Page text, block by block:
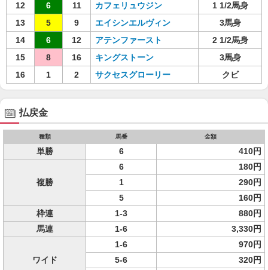
12
6 11 カフェリュウジン
1 1/2馬身
13
5 9 エイシンエルヴィン
3馬身
14
6 12 アテンファースト
2 1/2馬身
15
8 16 キングストーン
3馬身
16
1 2 サクセスグローリー クビ
払戻金
種類 馬番 金額
単勝 6 410円
複勝
6
180円
1
290円
5
160円
枠連
1-3
880円
馬連
1-6 3,330円
ワイド
1-6
970円
5-6
320円